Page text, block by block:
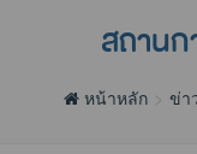
สถาน
หน้าหลัก ข่า